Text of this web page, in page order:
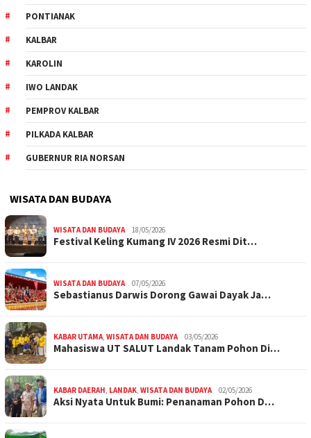
PONTIANAK
KALBAR
KAROLIN
IWO LANDAK
PEMPROV KALBAR
PILKADA KALBAR
GUBERNUR RIA NORSAN
WISATA DAN BUDAYA
WISATA DAN BUDAYA 18/05/2026
Festival Keling Kumang IV 2026 Resmi Dit…
WISATA DAN BUDAYA 07/05/2026
Sebastianus Darwis Dorong Gawai Dayak Ja…
KABAR UTAMA, WISATA DAN BUDAYA 03/05/2026
Mahasiswa UT SALUT Landak Tanam Pohon Di…
KABAR DAERAH, LANDAK, WISATA DAN BUDAYA 02/05/2026
Aksi Nyata Untuk Bumi: Penanaman Pohon D…